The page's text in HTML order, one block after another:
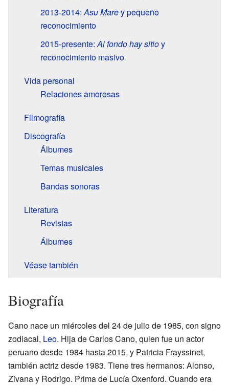
2013-2014:Asu Marey pequeño
reconocimiento
2015-presente:Al fondo hay sitioy
reconocimiento masivo
Vida personal
Relaciones amorosas
Filmografía
Discografía
Álbumes
Temas musicales
Bandas sonoras
Literatura
Revistas
Álbumes
Véase también
Biografía
Cano nace un miércoles del 24 de julio de 1985, con signo
zodiacal, Leo. Hija de Carlos Cano, quien fue un actor
peruano desde 1984 hasta 2015, y Patricia Frayssinet,
también actriz desde 1983. Tiene tres hermanos: Alonso,
Zivana y Rodrigo. Prima de Lucía Oxenford. Cuando era